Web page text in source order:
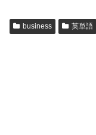
business 英単語